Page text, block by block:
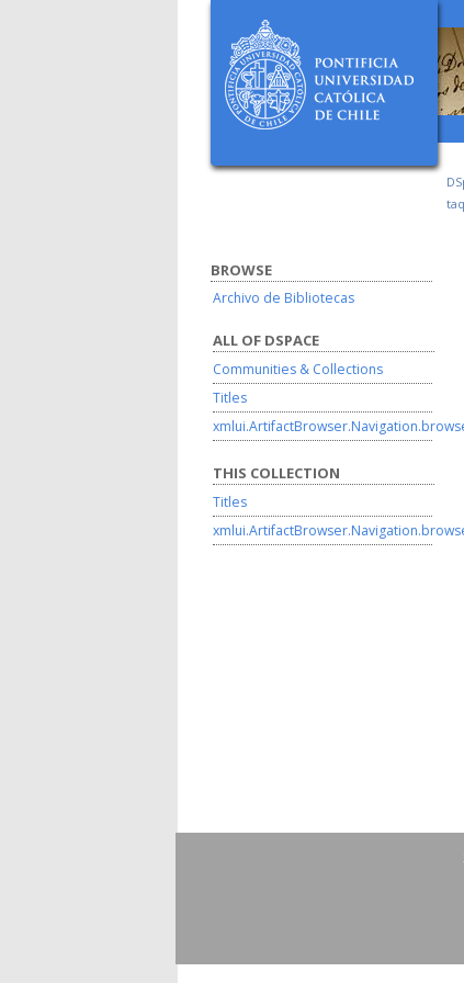
BROWSE
Archivo de Bibliotecas
ALL OF DSPACE
Communities & Collections
Titles
THIS COLLECTION
Titles